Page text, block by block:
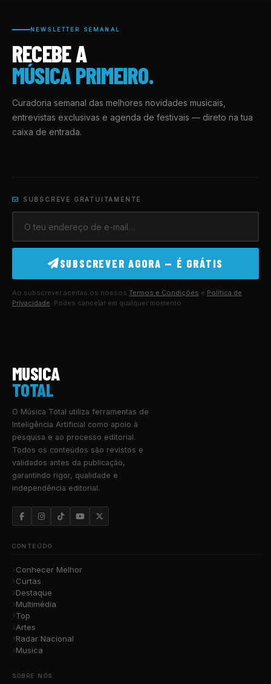
NEWSLETTER SEMANAL
RECEBE A
MÚSICA PRIMEIRO.
Curadoria semanal das melhores novidades musicais,
entrevistas exclusivas e agenda de festivais — direto na tua
caixa de entrada.
SUBSCREVE GRATUITAMENTE
SUBSCREVER AGORA — É GRÁTIS
Ao subscrever aceitas os nossos Termos e Condições e Política de
Privacidade. Podes cancelar em qualquer momento.
MUSICA
TOTAL
O Música Total utiliza ferramentas de
Inteligência Artificial como apoio à
pesquisa e ao processo editorial.
Todos os conteúdos são revistos e
validados antes da publicação,
garantindo rigor, qualidade e
independência editorial.
CONTEÚDO
Conhecer Melhor
Curtas
Destaque
Multimédia
Top
Artes
Radar Nacional
Musica
SOBRE NÓS